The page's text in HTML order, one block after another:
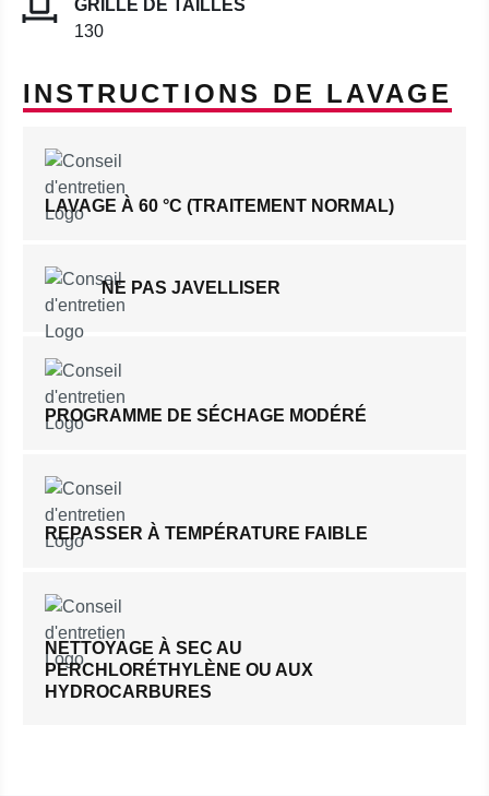
GRILLE DE TAILLES
130
INSTRUCTIONS DE LAVAGE
LAVAGE À 60 °C (TRAITEMENT NORMAL)
NE PAS JAVELLISER
PROGRAMME DE SÉCHAGE MODÉRÉ
REPASSER À TEMPÉRATURE FAIBLE
NETTOYAGE À SEC AU
PERCHLORÉTHYLÈNE OU AUX
HYDROCARBURES